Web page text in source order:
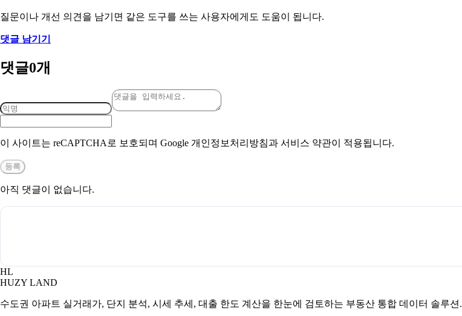
질문이나 개선 의견을 남기면 같은 도구를 쓰는 사용자에게도 도움이 됩니다.
댓글 남기기
댓글0개
이 사이트는 reCAPTCHA로 보호되며 Google 개인정보처리방침과 서비스 약관이 적용됩니다.
등록
아직 댓글이 없습니다.
HL
HUZY LAND
수도권 아파트 실거래가, 단지 분석, 시세 추세, 대출 한도 계산을 한눈에 검토하는 부동산 통합 데이터 솔루션.